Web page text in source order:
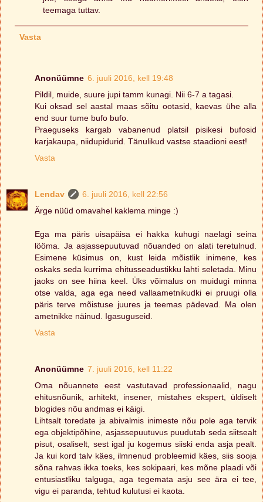
teemaga tuttav.
Vasta
Anonüümne 6. juuli 2016, kell 19:48
Pildil, muide, suure jupi tamm kunagi. Nii 6-7 a tagasi.
Kui oksad sel aastal maas sõitu ootasid, kaevas ühe alla
end suur tume bufo bufo.
Praeguseks kargab vabanenud platsil pisikesi bufosid
karjakaupa, niidupidurid. Tänulikud vastse staadioni eest!
Vasta
Lendav
6. juuli 2016, kell 22:56
Ärge nüüd omavahel kaklema minge :)
Ega ma päris uisapäisa ei hakka kuhugi naelagi seina
lööma. Ja asjassepuutuvad nõuanded on alati teretulnud.
Esimene küsimus on, kust leida mõistlik inimene, kes
oskaks seda kurrima ehitusseadustikku lahti seletada. Minu
jaoks on see hiina keel. Üks võimalus on muidugi minna
otse valda, aga ega need vallaametnikudki ei pruugi olla
päris terve mõistuse juures ja teemas pädevad. Ma olen
ametnikke näinud. Igasuguseid.
Vasta
Anonüümne 7. juuli 2016, kell 11:22
Oma nõuannete eest vastutavad professionaalid, nagu
ehitusnõunik, arhitekt, insener, mistahes ekspert, üldiselt
blogides nõu andmas ei käigi.
Lihtsalt toredate ja abivalmis inimeste nõu pole aga tervik
ega objektipõhine, asjassepuutuvus puudutab seda siitsealt
pisut, osaliselt, sest igal ju kogemus siiski enda asja pealt.
Ja kui kord talv käes, ilmnenud probleemid käes, siis sooja
sõna rahvas ikka toeks, kes sokipaari, kes mõne plaadi või
entusiastliku talguga, aga tegemata asju see ära ei tee,
vigu ei paranda, tehtud kulutusi ei kaota.